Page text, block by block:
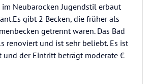
im Neubarocken Jugendstil erbaut
gibt 2 Becken, die früher als
getrennt waren. Das Bad
renoviert und ist sehr beliebt. Es ist
der Eintritt beträgt moderate €